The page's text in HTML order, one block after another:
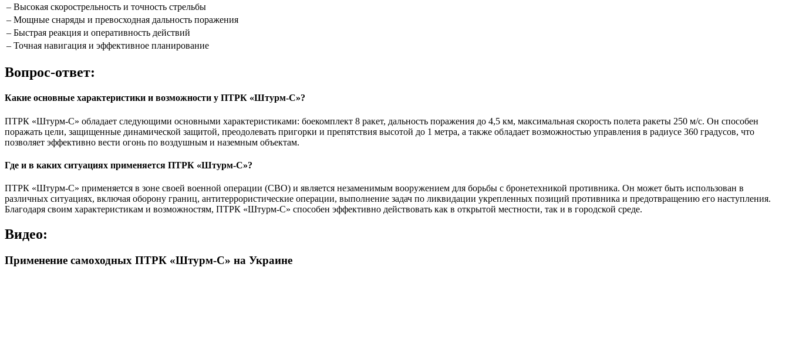
– Высокая скорострельность и точность стрельбы
– Мощные снаряды и превосходная дальность поражения
– Быстрая реакция и оперативность действий
– Точная навигация и эффективное планирование
Вопрос-ответ:
Какие основные характеристики и возможности у ПТРК «Штурм-С»?
ПТРК «Штурм-С» обладает следующими основными характеристиками: боекомплект 8 ракет, дальность поражения до 4,5 км, максимальная скорость полета ракеты 250 м/с. Он способен
поражать цели, защищенные динамической защитой, преодолевать пригорки и препятствия высотой до 1 метра, а также обладает возможностью управления в радиусе 360 градусов, что
позволяет эффективно вести огонь по воздушным и наземным объектам.
Где и в каких ситуациях применяется ПТРК «Штурм-С»?
ПТРК «Штурм-С» применяется в зоне своей военной операции (СВО) и является незаменимым вооружением для борьбы с бронетехникой противника. Он может быть использован в
различных ситуациях, включая оборону границ, антитеррористические операции, выполнение задач по ликвидации укрепленных позиций противника и предотвращению его наступления.
Благодаря своим характеристикам и возможностям, ПТРК «Штурм-С» способен эффективно действовать как в открытой местности, так и в городской среде.
Видео:
Применение самоходных ПТРК «Штурм-С» на Украине